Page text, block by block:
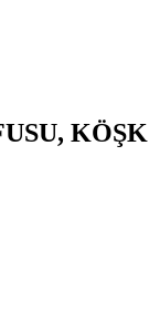
KÖŞK